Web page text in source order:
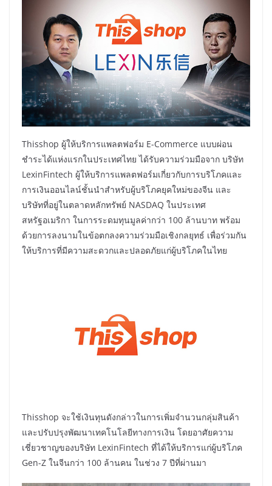
Thisshop ผู้ให้บริการแพลตฟอร์ม E-Commerce แบบผ่อน
ชำระได้แห่งแรกในประเทศไทย ได้รับความร่วมมือจาก บริษัท
LexinFintech ผู้ให้บริการแพลตฟอร์มเกี่ยวกับการบริโภคและ
การเงินออนไลน์ชั้นนำสำหรับผู้บริโภคยุคใหม่ของจีน และ
บริษัทที่อยู่ในตลาดหลักทรัพย์ NASDAQ ในประเทศ
สหรัฐอเมริกา ในการระดมทุนมูลค่ากว่า 100 ล้านบาท พร้อม
ด้วยการลงนามในข้อตกลงความร่วมมือเชิงกลยุทธ์ เพื่อร่วมกัน
ให้บริการที่มีความสะดวกและปลอดภัยแก่ผู้บริโภคในไทย
Thisshop จะใช้เงินทุนดังกล่าวในการเพิ่มจำนวนกลุ่มสินค้า
และปรับปรุงพัฒนาเทคโนโลยีทางการเงิน โดยอาศัยความ
เชี่ยวชาญของบริษัท LexinFintech ที่ได้ให้บริการแก่ผู้บริโภค
Gen-Z ในจีนกว่า 100 ล้านคน ในช่วง 7 ปีที่ผ่านมา